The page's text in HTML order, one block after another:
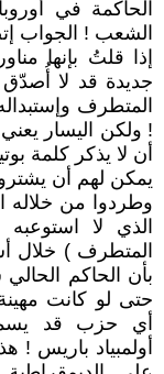
الحاكمة في
الشعب ! الجواب
إذا قلتُ بإنها
جديدة قد لا أُصدّق
المتطرف
! ولكن اليسار
أن لا يذكر كلمة
يمكن لهم أن
وطردوا من خلاله
الذي لا
المتطرف ) خلال
بأن الحاكم
حتى لو كانت
أي حزب قد
أولمبياد باريس !